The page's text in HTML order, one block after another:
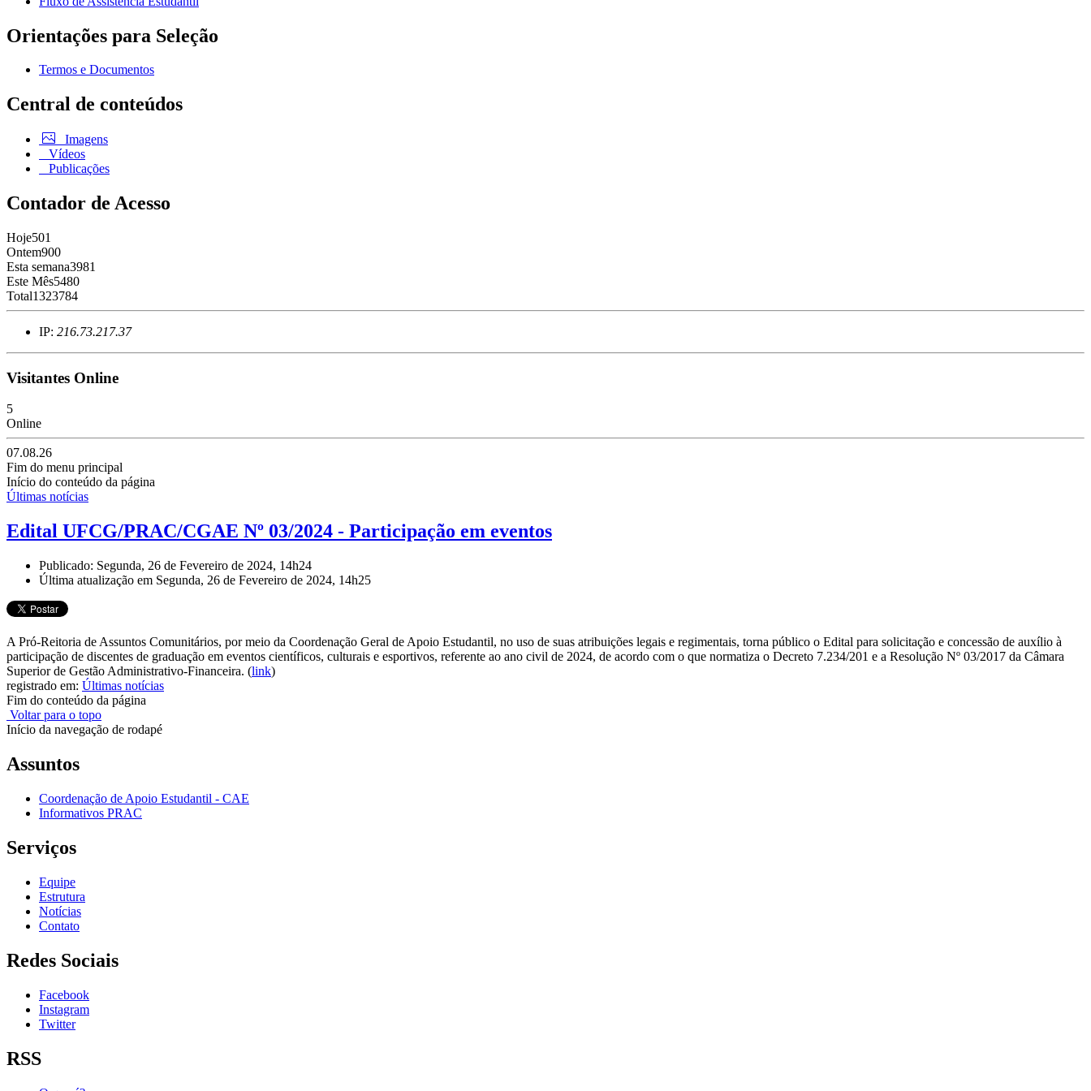
Orientações para Seleção
Termos e Documentos
Central de conteúdos
Imagens
Vídeos
Publicações
Contador de Acesso
Hoje501
Ontem900
Esta semana3981
Este Mês5480
Total1323784
IP: 216.73.217.37
Visitantes Online
5
Online
07.08.26
Fim do menu principal
Início do conteúdo da página
Últimas notícias
Edital UFCG/PRAC/CGAE Nº 03/2024 - Participação em eventos
Publicado: Segunda, 26 de Fevereiro de 2024, 14h24
Última atualização em Segunda, 26 de Fevereiro de 2024, 14h25
A Pró-Reitoria de Assuntos Comunitários, por meio da Coordenação Geral de Apoio Estudantil, no uso de suas atribuições legais e regimentais, torna público o Edital para solicitação e concessão de auxílio à
participação de discentes de graduação em eventos científicos, culturais e esportivos, referente ao ano civil de 2024, de acordo com o que normatiza o Decreto 7.234/201 e a Resolução Nº 03/2017 da Câmara
Superior de Gestão Administrativo-Financeira. (link)
registrado em: Últimas notícias
Fim do conteúdo da página
Voltar para o topo
Início da navegação de rodapé
Assuntos
Coordenação de Apoio Estudantil - CAE
Informativos PRAC
Serviços
Equipe
Estrutura
Notícias
Contato
Redes Sociais
Facebook
Instagram
Twitter
RSS